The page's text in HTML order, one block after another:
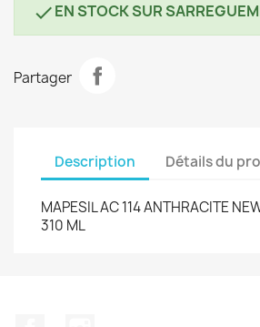
EN STOCK SUR
Partager
Description Détails du
MAPESIL AC 114 ANTHRACITE
310 ML